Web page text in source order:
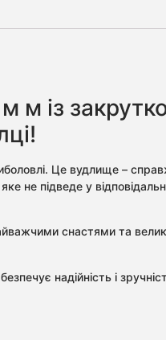
м із
Це вудлище –
яке не підведе у
снастями та
надійність і